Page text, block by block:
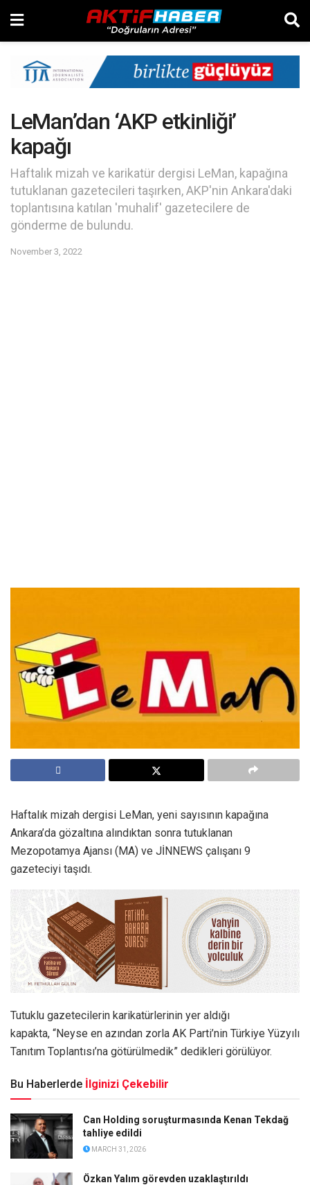
LeMan’dan ‘AKP etkinliği’
kapağı
Haftalık mizah ve karikatür dergisi LeMan, kapağına
tutuklanan gazetecileri taşırken, AKP'nin Ankara'daki
toplantısına katılan 'muhalif' gazetecilere de
gönderme de bulundu.
November 3, 2022
Haftalık mizah dergisi LeMan, yeni sayısının kapağına
Ankara’da gözaltına alındıktan sonra tutuklanan
Mezopotamya Ajansı (MA) ve JİNNEWS çalışanı 9
gazeteciyi taşıdı.
Tutuklu gazetecilerin karikatürlerinin yer aldığı
kapakta, “Neyse en azından zorla AK Parti’nin Türkiye Yüzyılı
Tanıtım Toplantısı’na götürülmedik” dedikleri görülüyor.
Bu Haberlerde İlginizi Çekebilir
Can Holding soruşturmasında Kenan Tekdağ
tahliye edildi
MARCH 31, 2026
Özkan Yalım görevden uzaklaştırıldı